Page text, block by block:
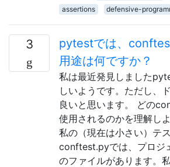
assertions defensive-
3
pytestでは、
用途は何ですか？
私は最近発見しました
しいようです。ただし、
良いと思います。 どの
使用されるのかを理解し
私の（現在は小さい）テ
conftest.pyでは、プロジ
のファイルがあります。